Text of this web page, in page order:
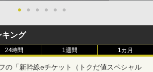
● ● ● ● ● ●
キング
24時間 1週間 1カ月
の「新幹線eチケット（トクだ値スペシャル